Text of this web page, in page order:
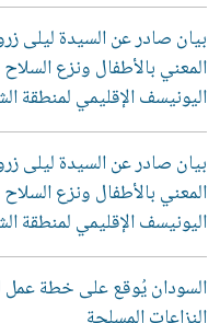
بيان صادر عن السيدة ليلى
المعني بالأطفال ونزع
اليونيسف الإقليمي لمنطقة
بيان صادر عن السيدة ليلى
المعني بالأطفال ونزع
اليونيسف الإقليمي لمنطقة
السودان يُوقع على خطة عمل